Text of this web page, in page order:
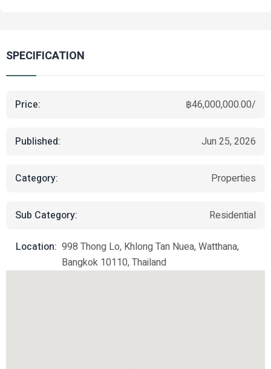
SPECIFICATION
Price: ฿46,000,000.00/
Published: Jun 25, 2026
Category: Properties
Sub Category: Residential
Location: 998 Thong Lo, Khlong Tan Nuea, Watthana,
Bangkok 10110, Thailand